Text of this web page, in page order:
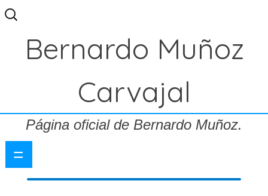
Buscar:
Bernardo Muñoz
Carvajal
Página oficial de Bernardo Muñoz.
=